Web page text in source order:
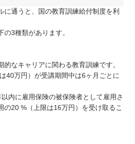
に通うと、国の教育訓練給付制度を利
3種類があります。
的なキャリアに関わる教育訓練です。
40万円）が受講期間中は6ヶ月ごとに
内に雇用保険の被保険者として雇用さ
の20 %（上限は16万円）を受け取るこ